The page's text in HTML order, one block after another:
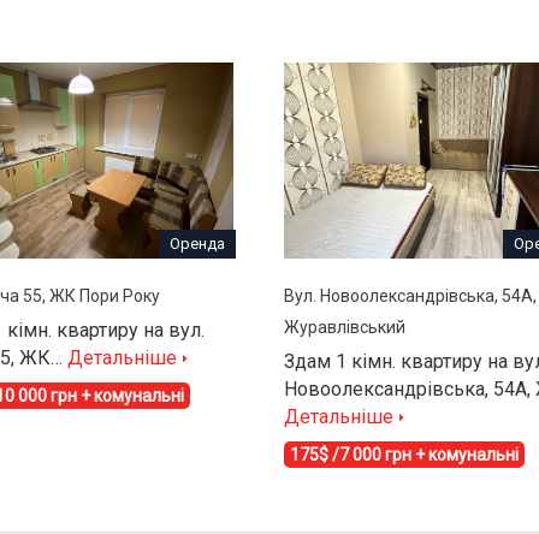
Оренда
55, ЖК Пори Року
квартиру на вул.
ЖК… Детальніше
000 грн + комунальні
Вул. Новоолександрівська,
Журавлівський
Здам 1 кімн. квартиру на
Новоолександрівська,
Детальніше
175$ /7 000 грн + комунальні